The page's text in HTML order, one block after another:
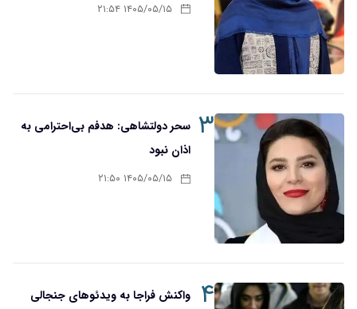
۱۴۰۵/۰۵/۱۵ ۲۱:۵۴
۳ سحر دولتشاهی: هدفم بی‌احترامی به
اذان نبود
۱۴۰۵/۰۵/۱۵ ۲۱:۵۰
۴ واکنش فراجا به ویدئوهای جنجالی